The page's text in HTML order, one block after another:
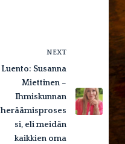
NEXT
Luento: Susanna
Miettinen –
Ihmiskunnan
heräämisproses
si, eli meidän
kaikkien oma